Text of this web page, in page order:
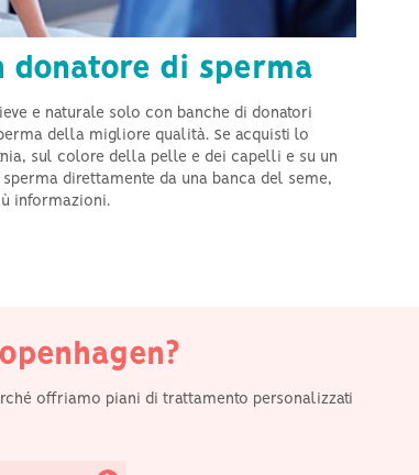
donatore di sperma
e naturale solo con banche di donatori
della migliore qualità. Se acquisti lo
sul colore della pelle e dei capelli e su un
direttamente da una banca del seme,
informazioni.
offriamo piani di trattamento personalizzati
situati a
e mettiamo